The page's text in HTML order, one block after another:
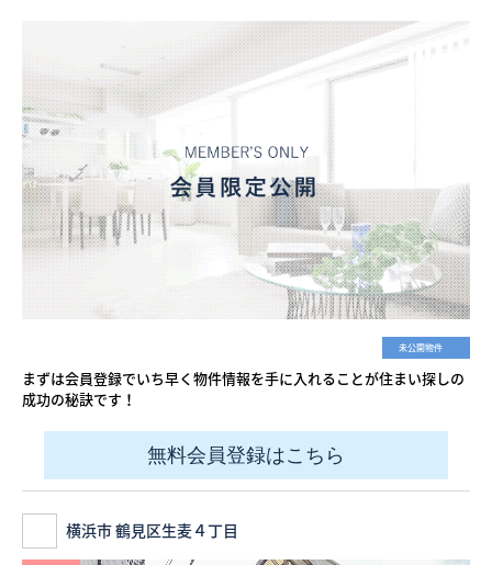
未公開物件
まずは会員登録でいち早く物件情報を手に入れることが住まい探しの
成功の秘訣です！
無料会員登録はこちら
横浜市 鶴見区生麦４丁目